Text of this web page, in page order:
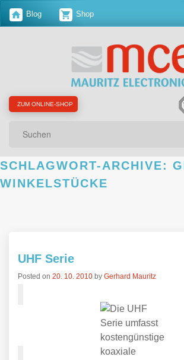
Blog Shop
ZUM ONLINE-SHOP
SCHLAGWORT-ARCHIVE:
WINKELSTÜCKE
UHF Serie
Posted on 20. 10. 2010 by Gerhard Mauritz